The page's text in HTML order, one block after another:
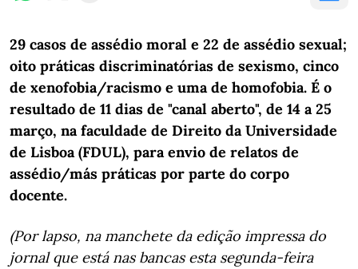
29 casos de assédio moral e 22 de assédio sexual;
oito práticas discriminatórias de sexismo, cinco
de xenofobia/racismo e uma de homofobia. É o
resultado de 11 dias de "canal aberto", de 14 a 25
março, na faculdade de Direito da Universidade
de Lisboa (FDUL), para envio de relatos de
assédio/más práticas por parte do corpo
docente.
(Por lapso, na manchete da edição impressa do
jornal que está nas bancas esta segunda-feira